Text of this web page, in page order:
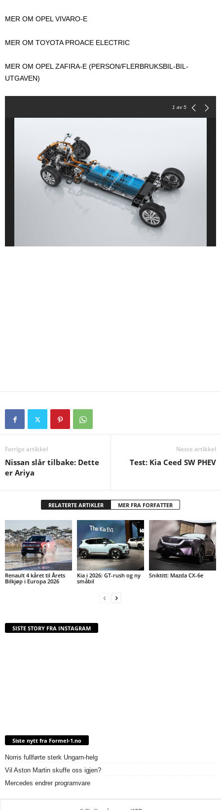
MER OM OPEL VIVARO-E
MER OM TOYOTA PROACE ELECTRIC
MER OM OPEL ZAFIRA-E (PERSON/FLERBRUKSBIL-BIL-
UTGAVEN)
1 av 5
Forrige artikkel
Nissan slår tilbake: Dette
er Ariya
Neste artikkel
Test: Kia Ceed SW PHEV
RELATERTE ARTIKLER MER FRA FORFATTER
Renault 4 kåret til Årets
Bilkjøp i Europa 2026
Kia i 2026: GT-rush og ny
småbil
Sniktitt: Mazda CX-6e
SISTE STORY FRA INSTAGRAM
Siste nytt fra Formel-1.no
Norris fullførte sterk Ungarn-helg
Vil Aston Martin skuffe oss igjen?
Mercedes endrer programvare